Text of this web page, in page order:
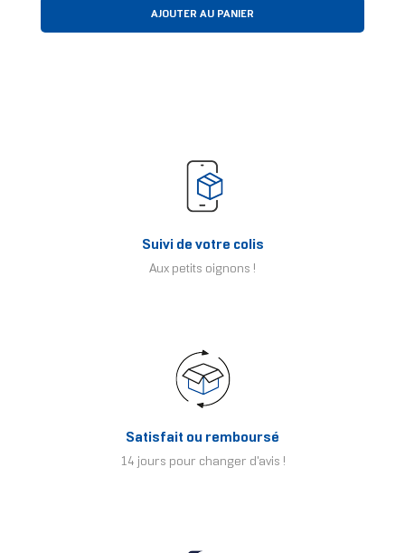
AJOUTER AU PANIER
Suivi de votre colis
Aux petits oignons !
Satisfait ou remboursé
14 jours pour changer d'avis !